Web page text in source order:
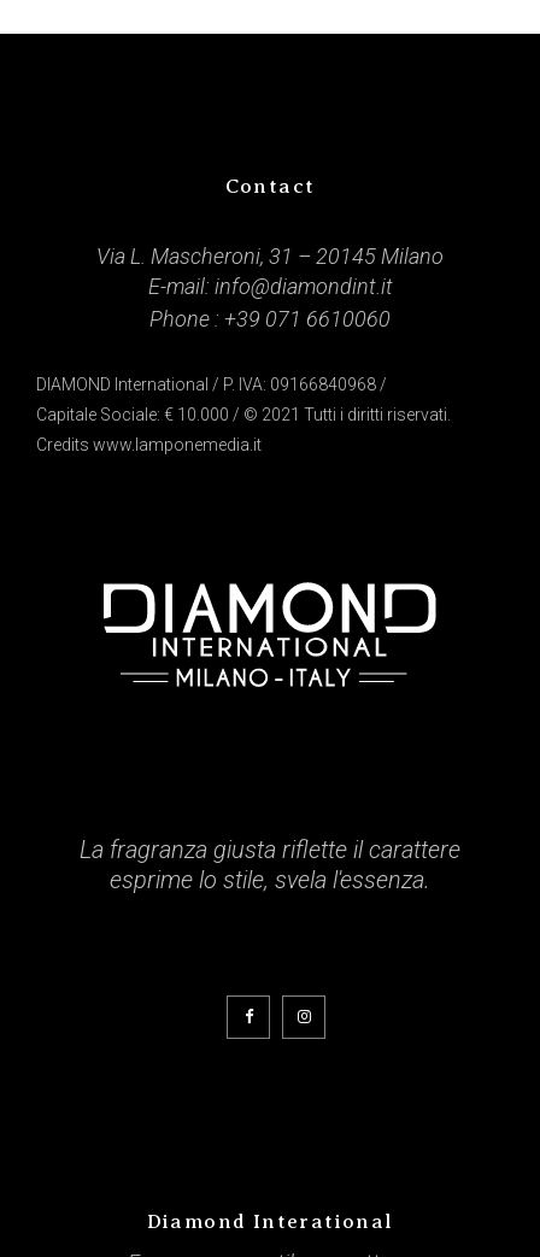
Contact
Via L. Mascheroni, 31 – 20145 Milano
E-mail: info@diamondint.it
Phone : +39 071 6610060
DIAMOND International / P. IVA: 09166840968 /
Capitale Sociale: € 10.000 / © 2021 Tutti i diritti riservati.
Credits www.lamponemedia.it
La fragranza giusta riflette il carattere
esprime lo stile, svela l'essenza.
Diamond Interational